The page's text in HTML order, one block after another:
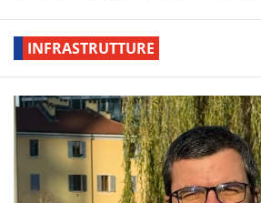
INFRASTRUTTURE